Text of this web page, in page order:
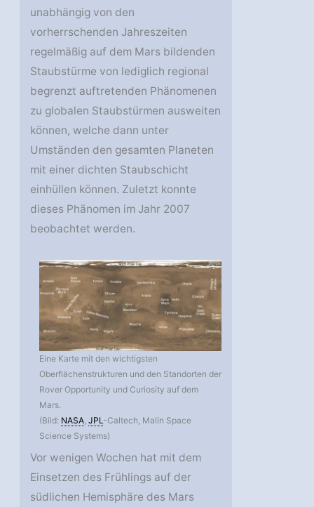
unabhängig von den
vorherrschenden Jahreszeiten
regelmäßig auf dem Mars bildenden
Staubstürme von lediglich regional
begrenzt auftretenden Phänomenen
zu globalen Staubstürmen ausweiten
können, welche dann unter
Umständen den gesamten Planeten
mit einer dichten Staubschicht
einhüllen können. Zuletzt konnte
dieses Phänomen im Jahr 2007
beobachtet werden.
Eine Karte mit den wichtigsten
Oberflächenstrukturen und den Standorten der
Rover Opportunity und Curiosity auf dem
Mars.
(Bild: NASA,JPL-Caltech, Malin Space
Science Systems)
Vor wenigen Wochen hat mit dem
Einsetzen des Frühlings auf der
südlichen Hemisphäre des Mars